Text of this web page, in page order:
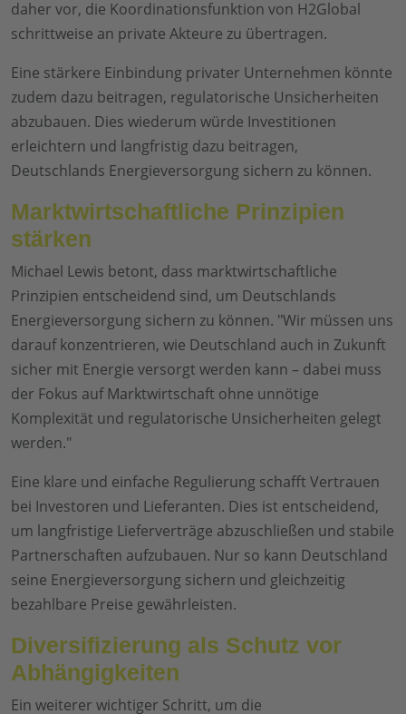
daher vor, die Koordinationsfunktion von H2Global
schrittweise an private Akteure zu übertragen.
Eine stärkere Einbindung privater Unternehmen könnte
zudem dazu beitragen, regulatorische Unsicherheiten
abzubauen. Dies wiederum würde Investitionen
erleichtern und langfristig dazu beitragen,
Deutschlands Energieversorgung sichern zu können.
Marktwirtschaftliche Prinzipien
stärken
Michael Lewis betont, dass marktwirtschaftliche
Prinzipien entscheidend sind, um Deutschlands
Energieversorgung sichern zu können. "Wir müssen uns
darauf konzentrieren, wie Deutschland auch in Zukunft
sicher mit Energie versorgt werden kann – dabei muss
der Fokus auf Marktwirtschaft ohne unnötige
Komplexität und regulatorische Unsicherheiten gelegt
werden."
Eine klare und einfache Regulierung schafft Vertrauen
bei Investoren und Lieferanten. Dies ist entscheidend,
um langfristige Lieferverträge abzuschließen und stabile
Partnerschaften aufzubauen. Nur so kann Deutschland
seine Energieversorgung sichern und gleichzeitig
bezahlbare Preise gewährleisten.
Diversifizierung als Schutz vor
Abhängigkeiten
Ein weiterer wichtiger Schritt, um die